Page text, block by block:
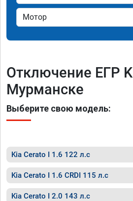
Отключение ЕГР
Мурманске
Выберите свою модель:
Kia Cerato I 1.6 122 л.с
Kia Cerato I 1.6 CRDI 115 л.с
Kia Cerato I 2.0 143 л.с